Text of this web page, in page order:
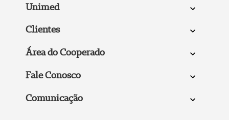
Unimed
Clientes
Área do Cooperado
Fale Conosco
Comunicação